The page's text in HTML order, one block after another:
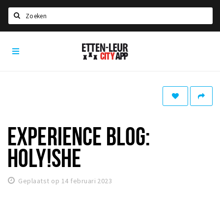
Home
Eten
Drinken
Slapen
Etten-
Leur
EXPERIENCE BLOG:
HOLY!SHE
Geplaatst op 14 februari 2023